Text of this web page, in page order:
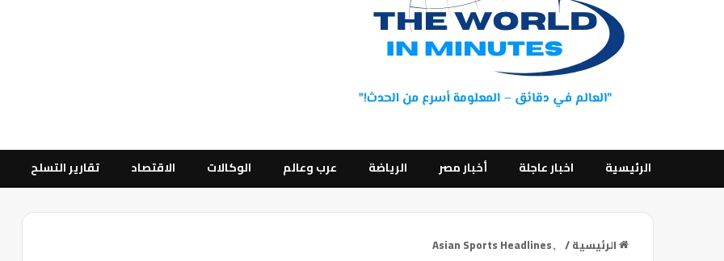
الرئيسية اخبار عاجلة أخبار مصر الرياضة عرب وعالم الوكالات الاقتصاد تقارير التسلح
الرئيسية/
、Asian Sports Headlines